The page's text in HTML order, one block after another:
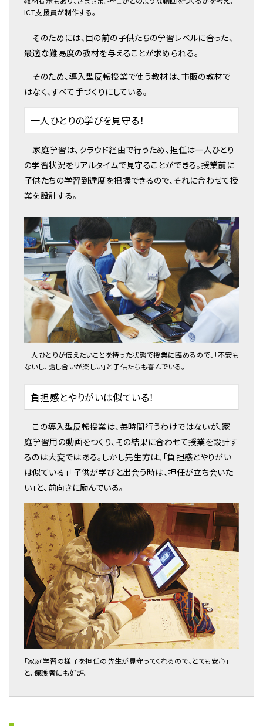
ICT支援員が制作する。
そのためには、目の前の子供たちの学習レベルに合った、
最適な難易度の教材を与えることが求められる。
そのため、導入型反転授業で使う教材は、市販の教材で
はなく、すべて手づくりにしている。
一人ひとりの学びを見守る！
家庭学習は、クラウド経由で行うため、担任は一人ひとり
の学習状況をリアルタイムで見守ることができる。授業前に
子供たちの学習到達度を把握できるので、それに合わせて授
業を設計する。
一人ひとりが伝えたいことを持った状態で授業に臨めるので、「不安も
ないし、話し合いが楽しい」と子供たちも喜んでいる。
負担感とやりがいは似ている！
この導入型反転授業は、毎時間行うわけではないが、家
庭学習用の動画をつくり、その結果に合わせて授業を設計す
るのは大変ではある。しかし先生方は、「負担感とやりがい
は似ている」「子供が学びと出会う時は、担任が立ち会いた
い」と、前向きに励んでいる。
「家庭学習の様子を担任の先生が見守ってくれるので、とても安心」
と、保護者にも好評。